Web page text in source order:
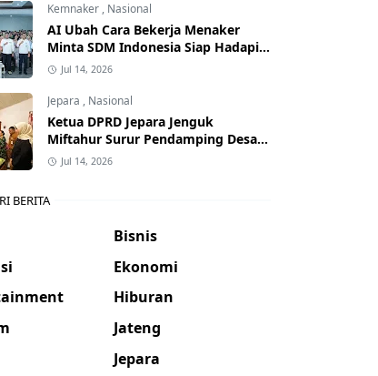
Kemnaker , Nasional
AI Ubah Cara Bekerja Menaker
Minta SDM Indonesia Siap Hadapi
Dunia Kerja Baru
Jul 14, 2026
Jepara , Nasional
Ketua DPRD Jepara Jenguk
Miftahur Surur Pendamping Desa
yang Sakit
Jul 14, 2026
BERITA
Bisnis
Ekonomi
Hiburan
Jateng
Jepara